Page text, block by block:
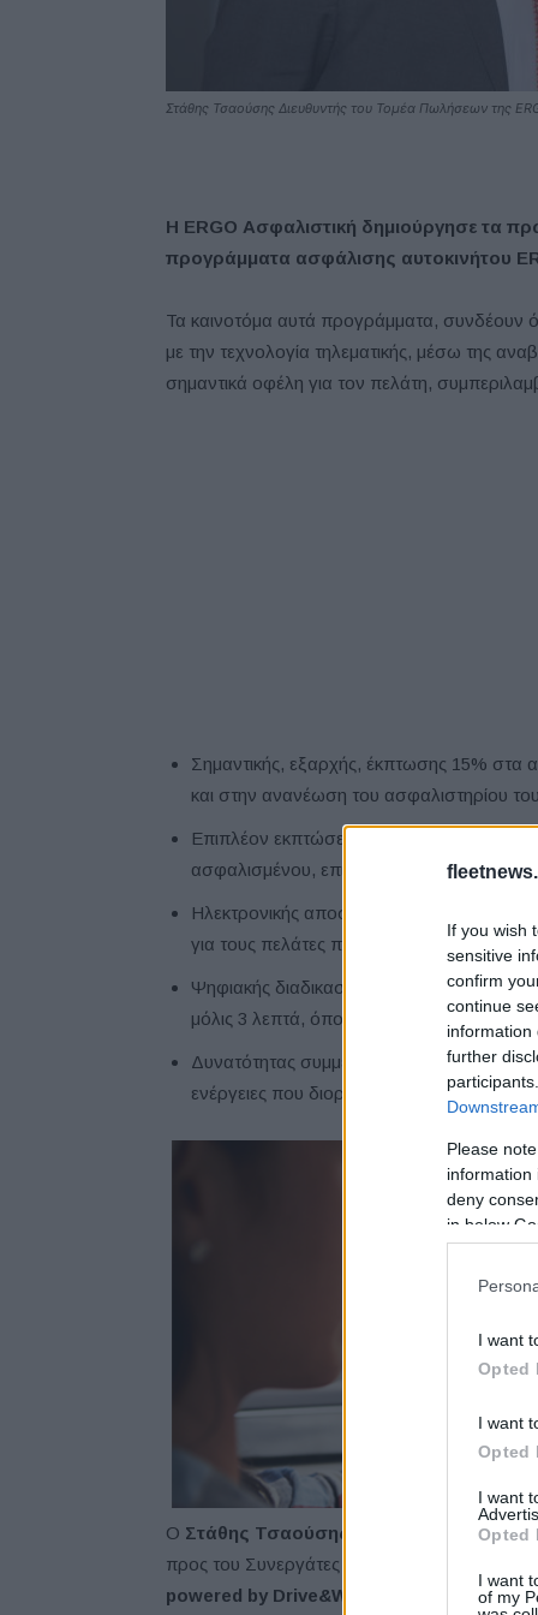
If you wish
sensitive
confirm
continue
information
further
Please
information
deny
in below
I want
Opted
I want
Opted
I want
Opted
I want
of my
Στάθης Τσαούσης Διευθυντής του Τομέα Πωλήσεων της
Η ERGO Ασφαλιστική δημιούργησε τα
προγράμματα ασφάλισης αυτοκινήτου
Τα καινοτόμα αυτά προγράμματα, συνδέουν
με την τεχνολογία τηλεματικής, μέσω της
σημαντικά οφέλη για τον πελάτη,
Σημαντικής, εξαρχής, έκπτωσης 15% στα
και στην ανανέωση του ασφαλιστηρίου
Επιπλέον εκπτώσεων έως και 15% στην
ασφαλισμένου, επιβραβεύοντας την
Ηλεκτρονικής αποστολής
για τους πελάτες που το επιλέξουν
Ψηφιακής διαδικασίας προασφαλιστικού
μόλις 3 λεπτά, όπου απαιτείται
Δυνατότητας συμμετοχής, μέσω της
ενέργειες που διοργανώνει η ERGO
Ο Στάθης Τσαούσης
Διευθυντής του
προς του Συνεργάτες της εταιρείας
powered by Drive&Win
αποτελούν ένα